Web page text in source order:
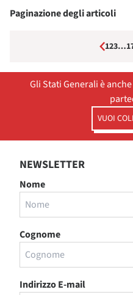
Paginazione degli articoli
123…
Gli Stati Generali è
VUOI
NEWSLETTER
Nome
Cognome
Indirizzo E-mail